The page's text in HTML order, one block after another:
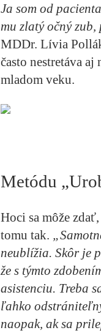
Ja som od
mu zlatý očný zub,
MDDr. Lívia
často nestretáva
mladom veku.
Metódu
Hoci sa môže
tomu tak.
neublížia. Skôr je
že s týmto
asistenciu. Treba
ľahko
naopak, ak sa